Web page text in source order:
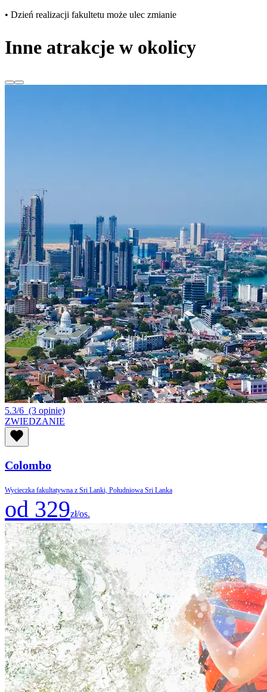
• Dzień realizacji fakultetu może ulec zmianie
Inne atrakcje w okolicy
5.3/6 (3 opinie)
ZWIEDZANIE
Colombo
Wycieczka fakultatywna z Sri Lanki, Południowa Sri Lanka
od 329zł/os.